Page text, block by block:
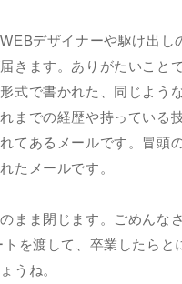
デザイナーや駆け出し
きます。ありがたいことで
式で書かれた、同じよう
までの経歴や持っている技
てあるメールです。冒頭
たメールです。
まま閉じます。ごめんなさ
を渡して、卒業したらと
うね。